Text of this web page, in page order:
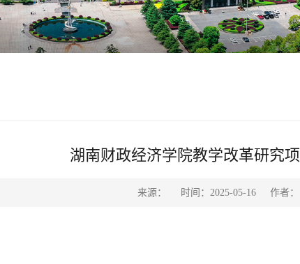
湖南财政经济学院教学改革研究
来源： 时间：2025-05-16 作者：